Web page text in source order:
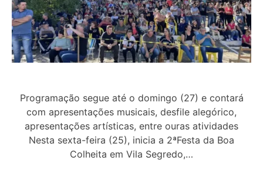
Programação segue até o domingo (27) e contará
com apresentações musicais, desfile alegórico,
apresentações artísticas, entre ouras atividades
Nesta sexta-feira (25), inicia a 2ªFesta da Boa
Colheita em Vila Segredo,…